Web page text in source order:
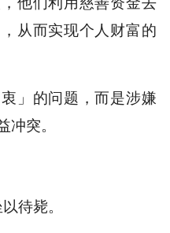
从而实现个人财富的
」的问题，而是涉嫌
突。
待毙。